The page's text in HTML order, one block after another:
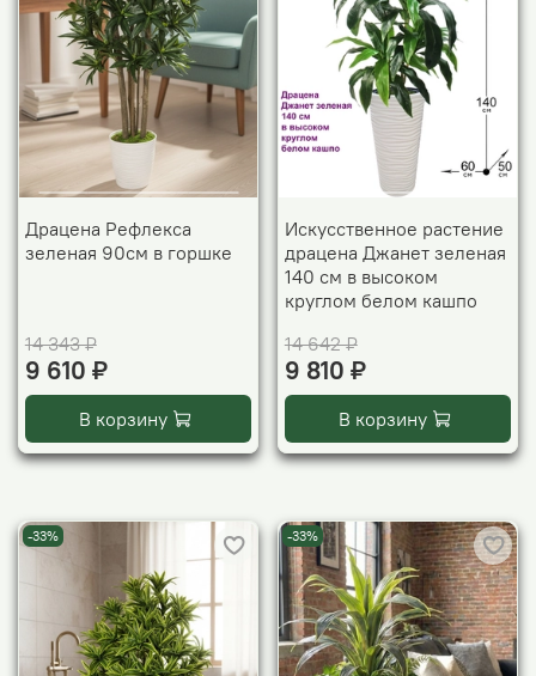
Драцена Рефлекса
зеленая 90см в горшке
14 343 ₽
9 610 ₽
В корзину
Искусственное растение
драцена Джанет зеленая
140 см в высоком
круглом белом кашпо
14 642 ₽
9 810 ₽
В корзину
-33% -33%